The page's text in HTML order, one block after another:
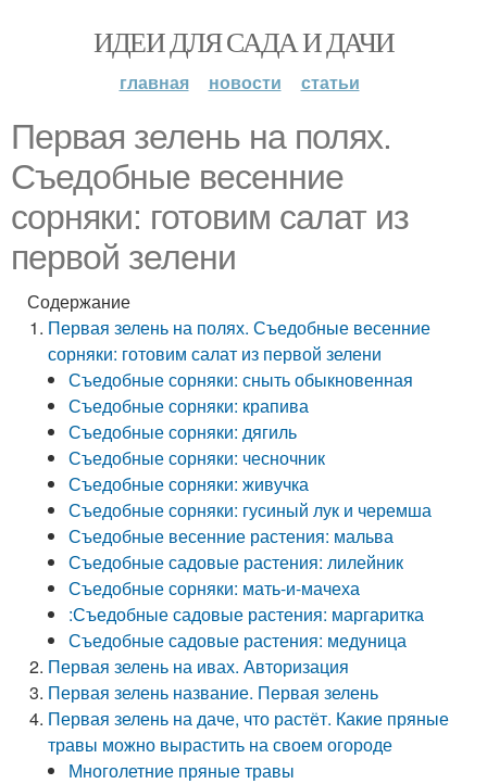
ИДЕИ ДЛЯ САДА И ДАЧИ
главная новости статьи
Первая зелень на полях.
Съедобные весенние
сорняки: готовим салат из
первой зелени
Содержание
Первая зелень на полях. Съедобные весенние
сорняки: готовим салат из первой зелени
Съедобные сорняки: сныть обыкновенная
Съедобные сорняки: крапива
Съедобные сорняки: дягиль
Съедобные сорняки: чесночник
Съедобные сорняки: живучка
Съедобные сорняки: гусиный лук и черемша
Съедобные весенние растения: мальва
Съедобные садовые растения: лилейник
Съедобные сорняки: мать-и-мачеха
:Съедобные садовые растения: маргаритка
Съедобные садовые растения: медуница
Первая зелень на ивах. Авторизация
Первая зелень название. Первая зелень
Первая зелень на даче, что растёт. Какие пряные
травы можно вырастить на своем огороде
Многолетние пряные травы